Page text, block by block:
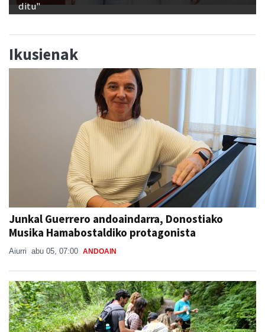
ditu"
Ikusienak
Junkal Guerrero andoaindarra, Donostiako
Musika Hamabostaldiko protagonista
Aiurri abu 05, 07:00 ANDOAIN